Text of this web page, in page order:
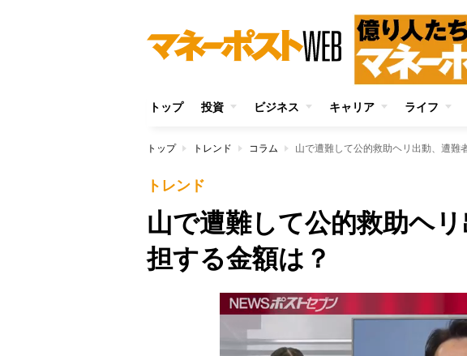
トップ 投資 ビジネス キャリア ライフ
トップ トレンド コラム 山で遭難して公的救助ヘリ出動、遭難
トレンド
山で遭難して公的救助ヘ
担する金額は？